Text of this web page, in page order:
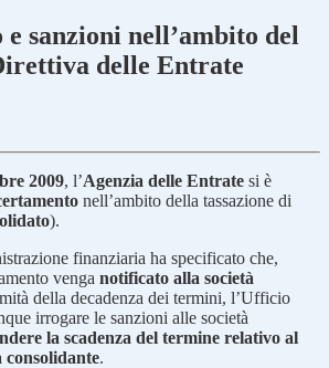
sanzioni nell’ambito del
delle Entrate
2009, l’Agenzia delle Entrate si è
nell’ambito della tassazione di
).
finanziaria ha specificato che,
venga notificato alla società
della decadenza dei termini, l’Ufficio
irrogare le sanzioni alle società
la scadenza del termine relativo al
.